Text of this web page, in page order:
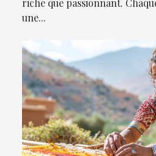
riche que passionnant.
une...